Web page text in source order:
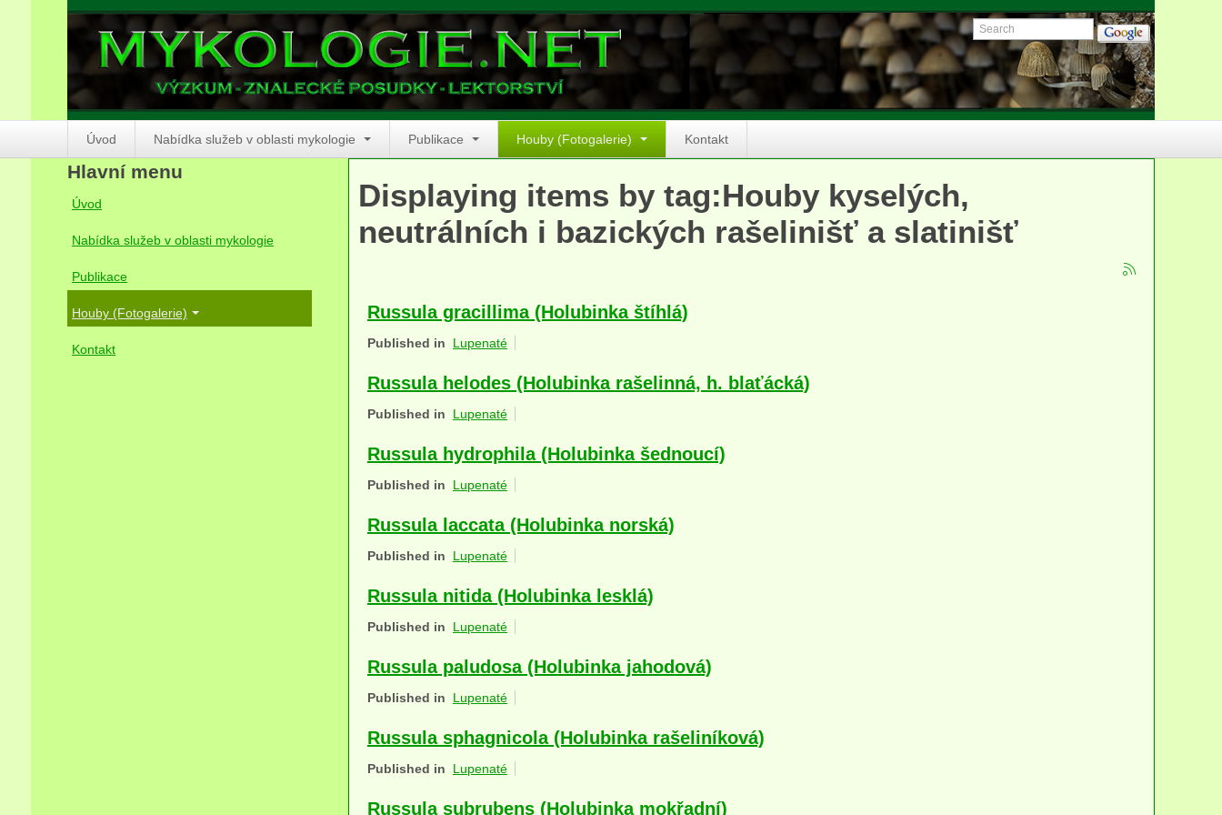
Úvod Nabídka služeb v oblasti mykologie Publikace Houby (Fotogalerie) Kontakt
Displaying items by tag:Houby kyselých,
neutrálních i bazických rašelinišť a slatinišť
Russula gracillima (Holubinka štíhlá)
Published in Lupenaté
Russula helodes (Holubinka rašelinná, h. blaťácká)
Published in Lupenaté
Russula hydrophila (Holubinka šednoucí)
Published in Lupenaté
Russula laccata (Holubinka norská)
Published in Lupenaté
Russula nitida (Holubinka lesklá)
Published in Lupenaté
Russula paludosa (Holubinka jahodová)
Published in Lupenaté
Russula sphagnicola (Holubinka rašeliníková)
Published in Lupenaté
Russula subrubens (Holubinka mokřadní)
Hlavní menu
Úvod
Nabídka služeb v oblasti mykologie
Publikace
Houby (Fotogalerie)
Kontakt